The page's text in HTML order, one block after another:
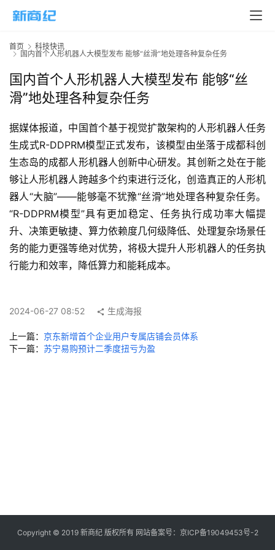
商
5
人
工
智
能
A
I
科
技
创
投
栏
首页
科技快讯
国内首个人形机器人大模型发布 能够“丝滑”地处理各种复杂任务
国内首个人形机器人大模型发布 能够“丝
滑”地处理各种复杂任务
据媒体报道，中国首个基于视觉扩散架构的人形机器人任务
生成式R-DDPRM模型正式发布，该模型由坐落于成都科创
生态岛的成都人形机器人创新中心研发。其创新之处在于能
够让人形机器人跨越多个约束进行泛化，创造真正的人形机
器人“大脑”——能够毫不犹豫“丝滑”地处理各种复杂任务。
“R-DDPRM模型”具有更加稳定、任务执行成功率大幅提
升、决策更敏捷、算力依赖度几何级降低、处理复杂场景任
务的能力更强等绝对优势，将极大提升人形机器人的任务执
行能力和效率，降低算力和能耗成本。
2024-06-27 08:52 生成海报
上一篇： 京东新增首个企业用户专属店铺会员体系
下一篇： 苏宁易购预计二季度扭亏为盈
Copyright © 2019 新商纪版权所有 网站备案号： 京ICP备19049453号-2